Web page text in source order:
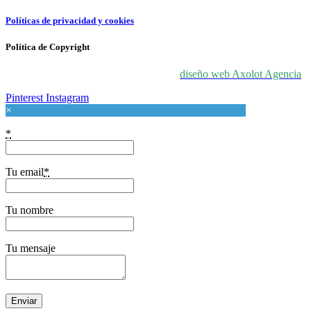
Políticas de privacidad y cookies
Política de Copyright
diseño web Axolot Agencia
Pinterest Instagram
×
*
Tu email*
Tu nombre
Tu mensaje